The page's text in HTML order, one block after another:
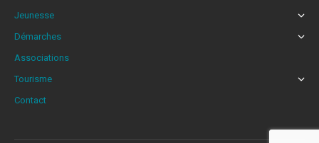
Jeunesse
Démarches
Associations
Tourisme
Contact